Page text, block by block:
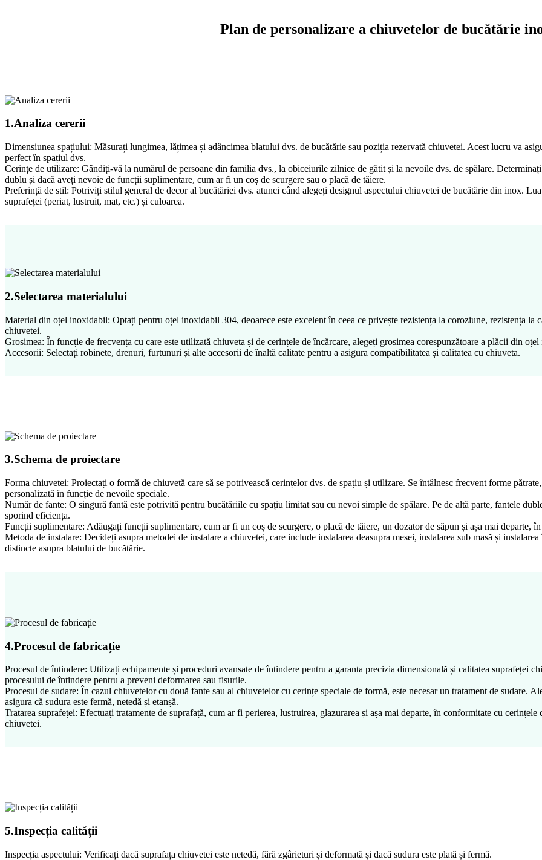
Plan de personalizare a chiuvetelor de bucătărie
1.Analiza cererii
Dimensiunea spațiului: Măsurați lungimea, lățimea și adâncimea blatului dvs. de bucătărie sau poziția rezervată chiuvetei. Acest lucru va
perfect în spațiul dvs.
Cerințe de utilizare: Gândiți-vă la numărul de persoane din familia dvs., la obiceiurile zilnice de gătit și la nevoile dvs. de spălare.
dublu și dacă aveți nevoie de funcții suplimentare, cum ar fi un coș de scurgere sau o placă de tăiere.
Preferință de stil: Potriviți stilul general de decor al bucătăriei dvs. atunci când alegeți designul aspectului chiuvetei de bucătărie din inox.
suprafeței (periat, lustruit, mat, etc.) și culoarea.
2.Selectarea materialului
Material din oțel inoxidabil: Optați pentru oțel inoxidabil 304, deoarece este excelent în ceea ce privește rezistența la coroziune, rezistența la
chiuvetei.
Grosimea: În funcție de frecvența cu care este utilizată chiuveta și de cerințele de încărcare, alegeți grosimea corespunzătoare a plăcii din
Accesorii: Selectați robinete, drenuri, furtunuri și alte accesorii de înaltă calitate pentru a asigura compatibilitatea și calitatea cu chiuveta.
3.Schema de proiectare
Forma chiuvetei: Proiectați o formă de chiuvetă care să se potrivească cerințelor dvs. de spațiu și utilizare. Se întâlnesc frecvent forme
personalizată în funcție de nevoile speciale.
Număr de fante: O singură fantă este potrivită pentru bucătăriile cu spațiu limitat sau cu nevoi simple de spălare. Pe de altă parte, fantele
sporind eficiența.
Funcții suplimentare: Adăugați funcții suplimentare, cum ar fi un coș de scurgere, o placă de tăiere, un dozator de săpun și așa mai departe,
Metoda de instalare: Decideți asupra metodei de instalare a chiuvetei, care include instalarea deasupra mesei, instalarea sub masă și
distincte asupra blatului de bucătărie.
4.Procesul de fabricație
Procesul de întindere: Utilizați echipamente și proceduri avansate de întindere pentru a garanta precizia dimensională și calitatea suprafeței
procesului de întindere pentru a preveni deformarea sau fisurile.
Procesul de sudare: În cazul chiuvetelor cu două fante sau al chiuvetelor cu cerințe speciale de formă, este necesar un tratament de sudare.
asigura că sudura este fermă, netedă și etanșă.
Tratarea suprafeței: Efectuați tratamente de suprafață, cum ar fi perierea, lustruirea, glazurarea și așa mai departe, în conformitate cu
chiuvetei.
5.Inspecția calității
Inspecția aspectului: Verificați dacă suprafața chiuvetei este netedă, fără zgârieturi și deformată și dacă sudura este plată și fermă.